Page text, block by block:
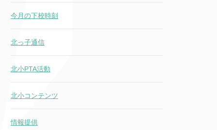
今月の下校時刻
北っ子通信
北小PTA活動
北小コンテンツ
情報提供